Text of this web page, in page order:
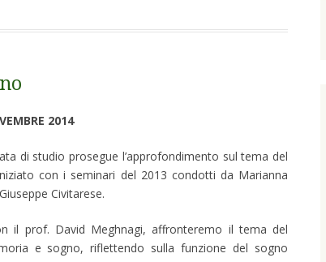
2014
di studio prosegue l’approfondimento sul tema del
con i seminari del 2013 condotti da Marianna
Civitarese.
il prof. David Meghnagi, affronteremo il tema del
e sogno, riflettendo sulla funzione del sogno